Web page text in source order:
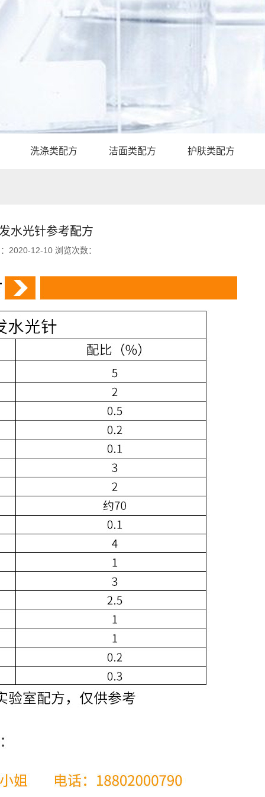
洗涤类配方 洁面类配方 护肤类配方
水光针参考配方
2020-12-10 浏览次数：